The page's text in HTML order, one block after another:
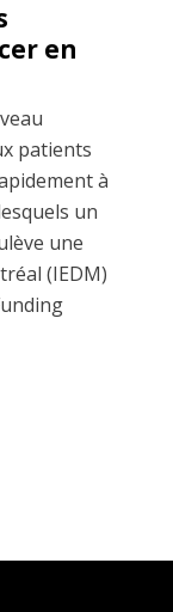
en
patients
à
un
une
(IEDM)